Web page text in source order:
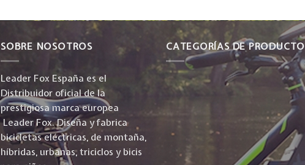
SOBRE NOSOTROS
Leader Fox España es el
Distribuidor oficial de la
prestigiosa marca europea
Leader Fox. Diseña y fabrica
bicicletas eléctricas, de montaña,
híbridas, urbanas, triciclos y bicis
CATEGORÍAS DE PRODUCTO